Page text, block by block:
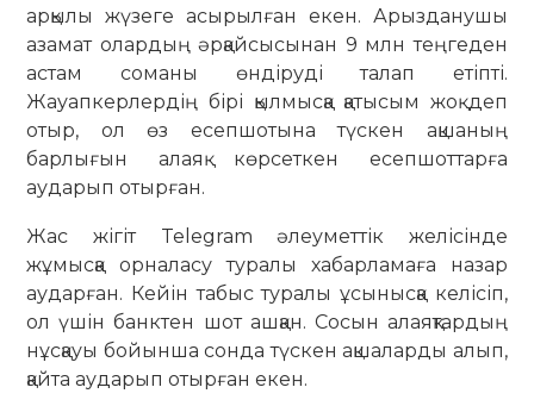
арқылы жүзеге асырылған екен. Арызданушы
азамат олардың әрқайсысынан 9 млн теңгеден
астам соманы өндіруді талап етіпті.
Жауапкерлердің бірі қылмысқа қатысым жоқ деп
отыр, ол өз есепшотына түскен ақшаның
барлығын алаяқ көрсеткен есепшоттарға
аударып отырған.
Жас жігіт Telegram әлеуметтік желісінде
жұмысқа орналасу туралы хабарламаға назар
аударған. Кейін табыс туралы ұсынысқа келісіп,
ол үшін банктен шот ашқан. Сосын алаяқтардың
нұсқауы бойынша сонда түскен ақшаларды алып,
қайта аударып отырған екен.